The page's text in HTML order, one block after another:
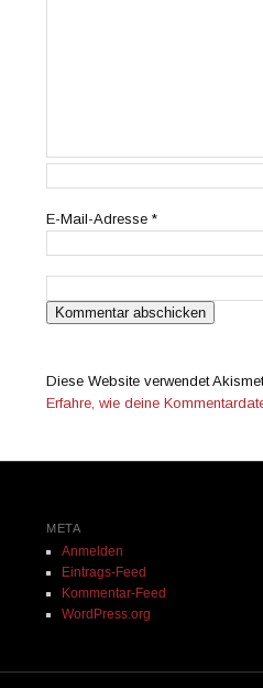
E-Mail-Adresse*
Diese Website verwendet
Erfahre, wie deine
META
Anmelden
Eintrags-Feed
Kommentar-Feed
WordPress.org